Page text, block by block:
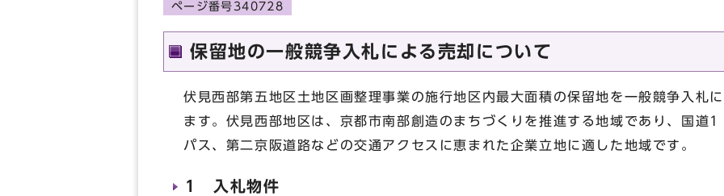
ページ番号340728
保留地の一般競争入札による売却について
伏見西部第五地区土地区画整理事業の施行地区内最大面積の保留地を一般競争入札
ます。伏見西部地区は、京都市南部創造のまちづくりを推進する地域であり、国道
パス、第二京阪道路などの交通アクセスに恵まれた企業立地に適した地域です。
1 入札物件